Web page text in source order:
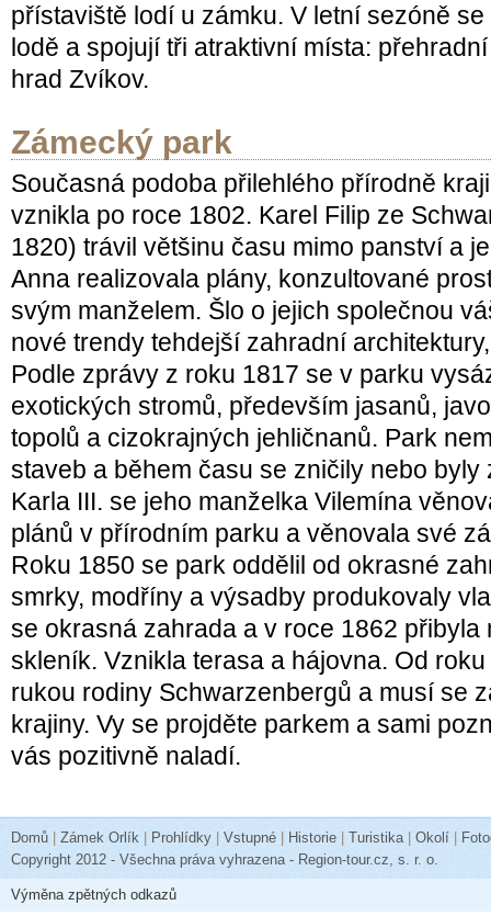
přístaviště lodí u zámku. V letní sezóně
lodě a spojují tři atraktivní místa:
hrad Zvíkov.
Zámecký park
Současná podoba přilehlého přírodně
vznikla po roce 1802. Karel Filip ze
1820) trávil většinu času mimo panství a
Anna realizovala plány, konzultované
svým manželem. Šlo o jejich společnou
nové trendy tehdejší zahradní
Podle zprávy z roku 1817 se v parku
exotických stromů, především jasanů,
topolů a cizokrajných jehličnanů. Park
staveb a během času se zničily nebo byly
Karla III. se jeho manželka Vilemína
plánů v přírodním parku a věnovala své
Roku 1850 se park oddělil od okrasné
smrky, modříny a výsadby produkovaly
se okrasná zahrada a v roce 1862 přibyla
skleník. Vznikla terasa a hájovna. Od
rukou rodiny Schwarzenbergů a musí se
krajiny. Vy se projděte parkem a sami
vás pozitivně naladí.
Domů Zámek Orlík Prohlídky Vstupné Historie Turistika Okolí
Copyright 2012 - Všechna práva vyhrazena - Region-tour.cz, s. r. o.
Výměna zpětných odkazů